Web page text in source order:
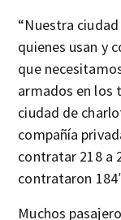
“Nuestra
quienes usan y
que
armados en los
ciudad de
compañía
contratar 218 a
contrataron
Muchos